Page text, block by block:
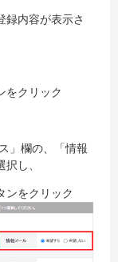
内容が表示さ
をクリック
」欄の、「情報
し、
ンをクリック